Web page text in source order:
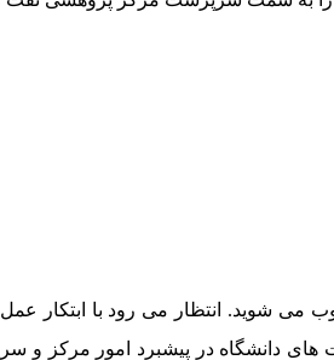
می شوید. انتظار می رود با ابتکار
های دانشگاه در پیشبرد امور مرکز